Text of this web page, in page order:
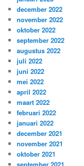
december 2022
november 2022
oktober 2022
september 2022
augustus 2022
juli 2022
juni 2022
mei 2022
april 2022
maart 2022
februari 2022
januari 2022
december 2021
november 2021
oktober 2021